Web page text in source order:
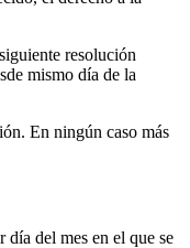
resolución
mismo día de la
En ningún caso más
día del mes en el que se